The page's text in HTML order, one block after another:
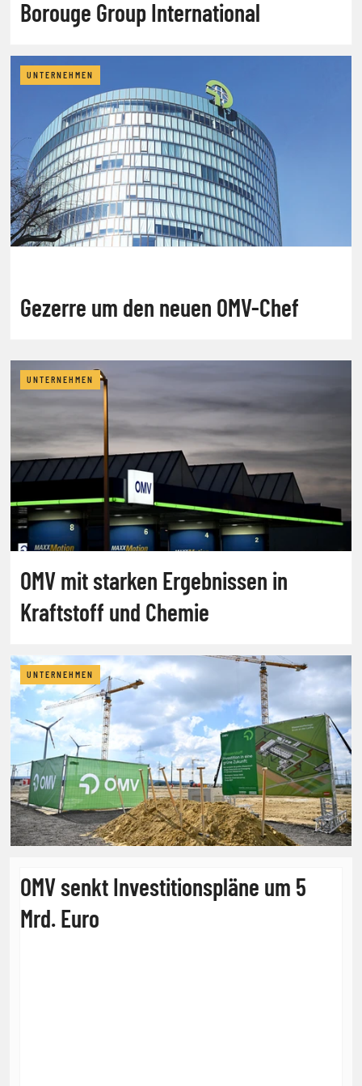
Borouge Group International
UNTERNEHMEN
Gezerre um den neuen OMV-Chef
UNTERNEHMEN
OMV mit starken Ergebnissen in
Kraftstoff und Chemie
UNTERNEHMEN
OMV senkt Investitionspläne um 5
Mrd. Euro